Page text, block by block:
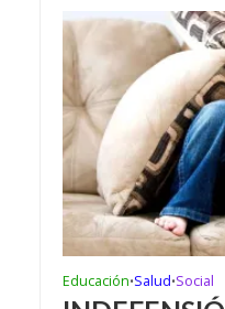
Educación•Salud•Social